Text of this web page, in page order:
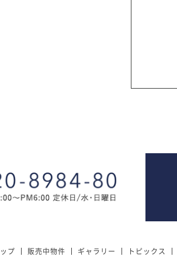
プ 販売中物件 ギャラリー トピックス